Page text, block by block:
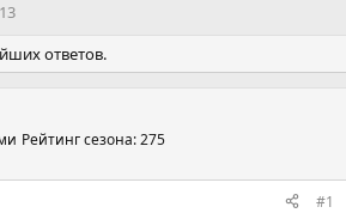
ответов.
Рейтинг сезона: 275
#1